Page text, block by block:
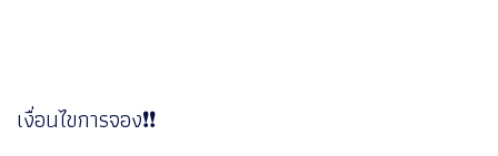
เงื่อนไขการจอง❗️❗️